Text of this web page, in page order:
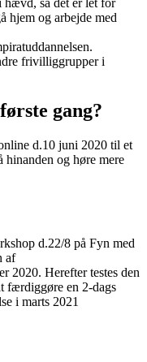
så det er let for
hjem og arbejde med
frivilliggrupper i
gang?
d.10 juni 2020 til et
hinanden og høre mere
d.22/8 på Fyn med
af
2020. Herefter testes den
færdiggøre en 2-dags
i marts 2021